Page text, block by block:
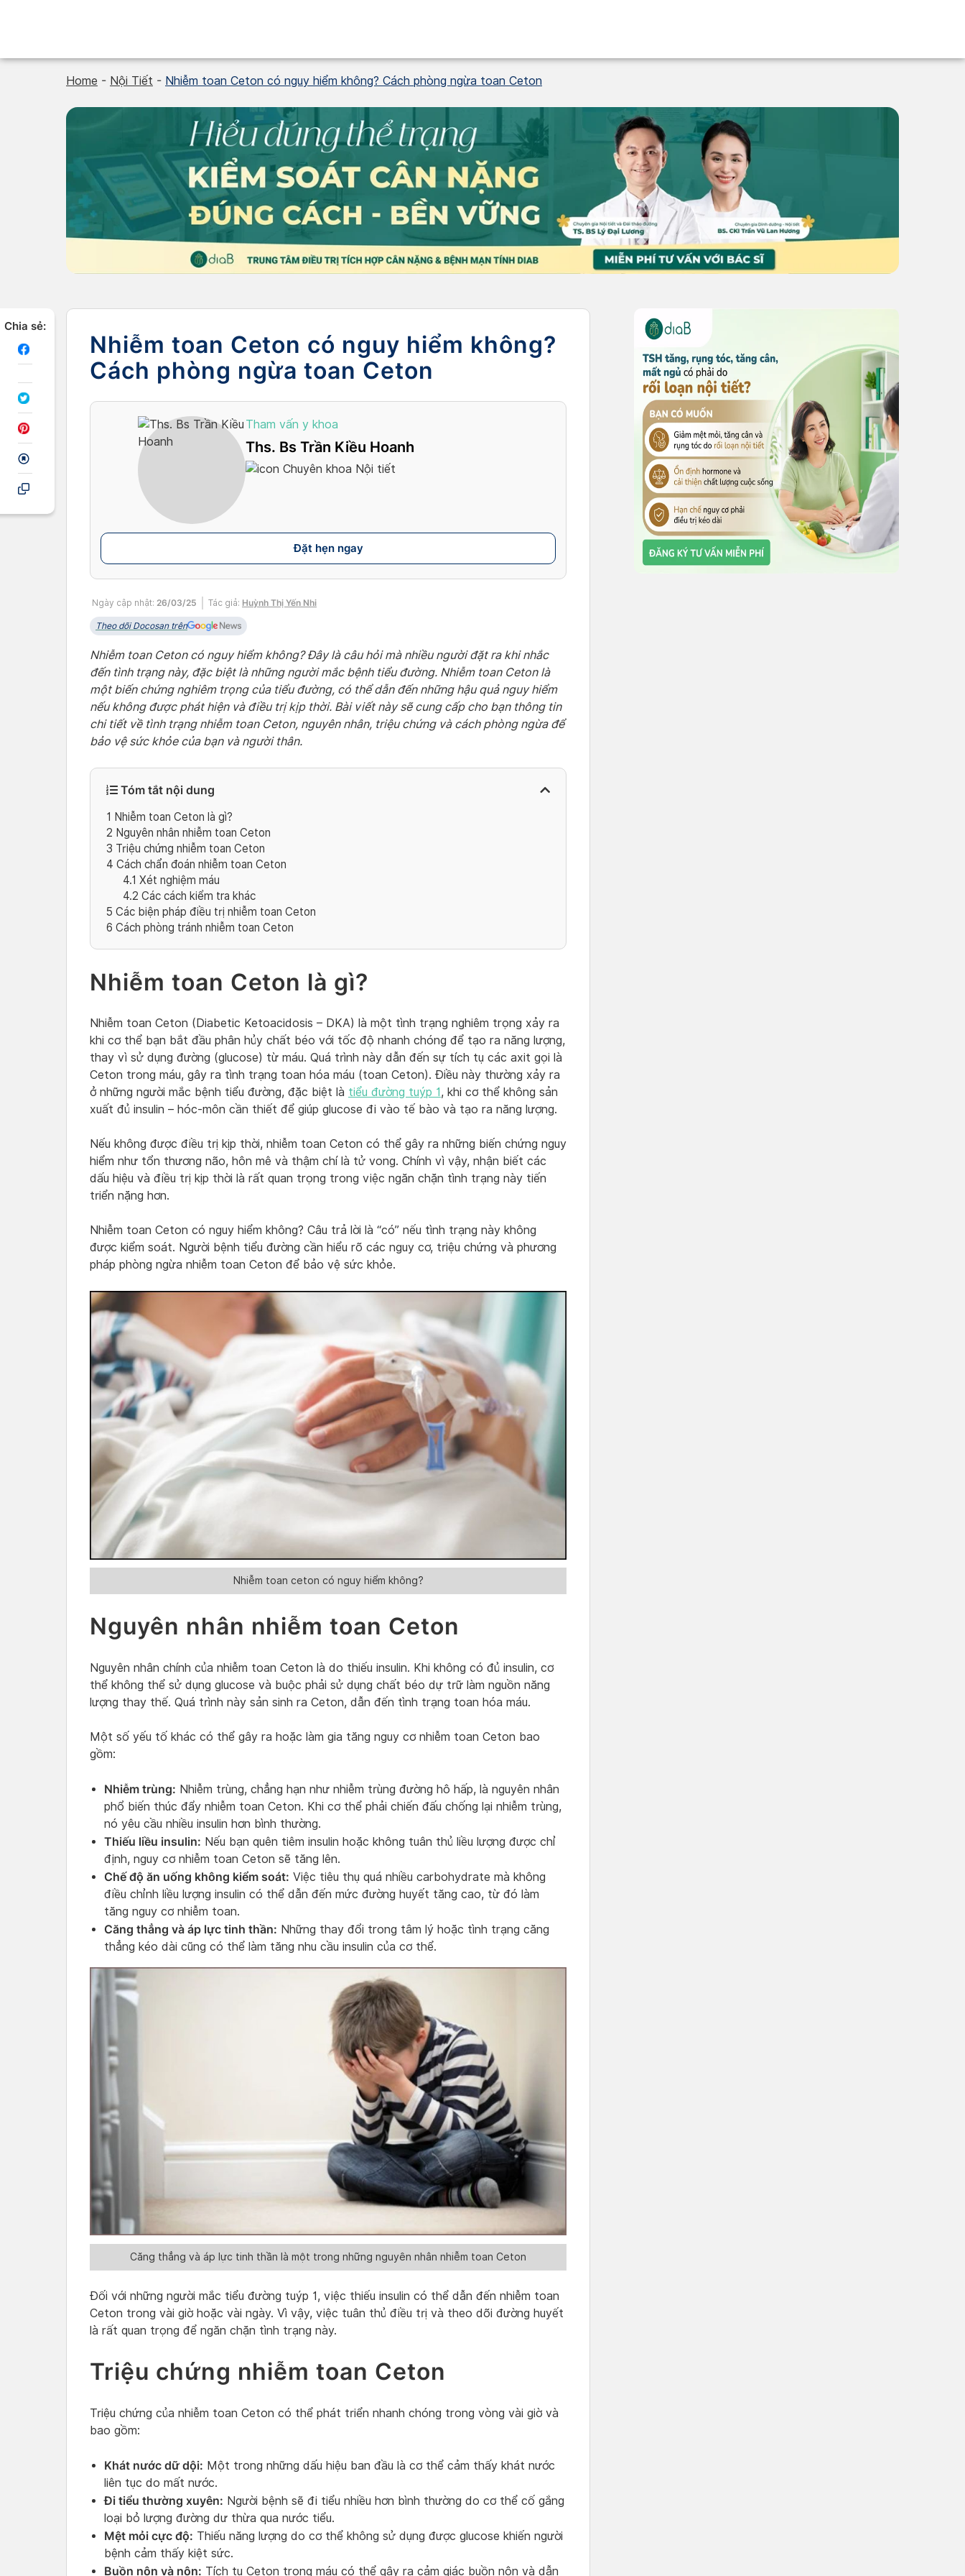
Home - Nội Tiết - Nhiễm toan Ceton có nguy hiểm không? Cách phòng ngừa toan Ceton
Chia sẻ:
Nhiễm toan Ceton có nguy hiểm không?
Cách phòng ngừa toan Ceton
Tham vấn y khoa
Ths. Bs Trần Kiều Hoanh
Chuyên khoa Nội tiết
Đặt hẹn ngay
Ngày cập nhật: 26/03/25 Tác giả: Huỳnh Thị Yến Nhi
Theo dõi Docosan trên
Nhiễm toan Ceton có nguy hiểm không? Đây là câu hỏi mà nhiều người đặt ra khi nhắc
đến tình trạng này, đặc biệt là những người mắc bệnh tiểu đường. Nhiễm toan Ceton là
một biến chứng nghiêm trọng của tiểu đường, có thể dẫn đến những hậu quả nguy hiểm
nếu không được phát hiện và điều trị kịp thời. Bài viết này sẽ cung cấp cho bạn thông tin
chi tiết về tình trạng nhiễm toan Ceton, nguyên nhân, triệu chứng và cách phòng ngừa để
bảo vệ sức khỏe của bạn và người thân.
Tóm tắt nội dung
1 Nhiễm toan Ceton là gì?
2 Nguyên nhân nhiễm toan Ceton
3 Triệu chứng nhiễm toan Ceton
4 Cách chẩn đoán nhiễm toan Ceton
4.1 Xét nghiệm máu
4.2 Các cách kiểm tra khác
5 Các biện pháp điều trị nhiễm toan Ceton
6 Cách phòng tránh nhiễm toan Ceton
Nhiễm toan Ceton là gì?
Nhiễm toan Ceton (Diabetic Ketoacidosis – DKA) là một tình trạng nghiêm trọng xảy ra
khi cơ thể bạn bắt đầu phân hủy chất béo với tốc độ nhanh chóng để tạo ra năng lượng,
thay vì sử dụng đường (glucose) từ máu. Quá trình này dẫn đến sự tích tụ các axit gọi là
Ceton trong máu, gây ra tình trạng toan hóa máu (toan Ceton). Điều này thường xảy ra
ở những người mắc bệnh tiểu đường, đặc biệt là tiểu đường tuýp 1, khi cơ thể không sản
xuất đủ insulin – hóc-môn cần thiết để giúp glucose đi vào tế bào và tạo ra năng lượng.
Nếu không được điều trị kịp thời, nhiễm toan Ceton có thể gây ra những biến chứng nguy
hiểm như tổn thương não, hôn mê và thậm chí là tử vong. Chính vì vậy, nhận biết các
dấu hiệu và điều trị kịp thời là rất quan trọng trong việc ngăn chặn tình trạng này tiến
triển nặng hơn.
Nhiễm toan Ceton có nguy hiểm không? Câu trả lời là “có” nếu tình trạng này không
được kiểm soát. Người bệnh tiểu đường cần hiểu rõ các nguy cơ, triệu chứng và phương
pháp phòng ngừa nhiễm toan Ceton để bảo vệ sức khỏe.
Nhiễm toan ceton có nguy hiểm không?
Nguyên nhân nhiễm toan Ceton
Nguyên nhân chính của nhiễm toan Ceton là do thiếu insulin. Khi không có đủ insulin, cơ
thể không thể sử dụng glucose và buộc phải sử dụng chất béo dự trữ làm nguồn năng
lượng thay thế. Quá trình này sản sinh ra Ceton, dẫn đến tình trạng toan hóa máu.
Một số yếu tố khác có thể gây ra hoặc làm gia tăng nguy cơ nhiễm toan Ceton bao
gồm:
Nhiễm trùng: Nhiễm trùng, chẳng hạn như nhiễm trùng đường hô hấp, là nguyên nhân
phổ biến thúc đẩy nhiễm toan Ceton. Khi cơ thể phải chiến đấu chống lại nhiễm trùng,
nó yêu cầu nhiều insulin hơn bình thường.
Thiếu liều insulin: Nếu bạn quên tiêm insulin hoặc không tuân thủ liều lượng được chỉ
định, nguy cơ nhiễm toan Ceton sẽ tăng lên.
Chế độ ăn uống không kiểm soát: Việc tiêu thụ quá nhiều carbohydrate mà không
điều chỉnh liều lượng insulin có thể dẫn đến mức đường huyết tăng cao, từ đó làm
tăng nguy cơ nhiễm toan.
Căng thẳng và áp lực tinh thần: Những thay đổi trong tâm lý hoặc tình trạng căng
thẳng kéo dài cũng có thể làm tăng nhu cầu insulin của cơ thể.
Căng thẳng và áp lực tinh thần là một trong những nguyên nhân nhiễm toan Ceton
Đối với những người mắc tiểu đường tuýp 1, việc thiếu insulin có thể dẫn đến nhiễm toan
Ceton trong vài giờ hoặc vài ngày. Vì vậy, việc tuân thủ điều trị và theo dõi đường huyết
là rất quan trọng để ngăn chặn tình trạng này.
Triệu chứng nhiễm toan Ceton
Triệu chứng của nhiễm toan Ceton có thể phát triển nhanh chóng trong vòng vài giờ và
bao gồm:
Khát nước dữ dội: Một trong những dấu hiệu ban đầu là cơ thể cảm thấy khát nước
liên tục do mất nước.
Đi tiểu thường xuyên: Người bệnh sẽ đi tiểu nhiều hơn bình thường do cơ thể cố gắng
loại bỏ lượng đường dư thừa qua nước tiểu.
Mệt mỏi cực độ: Thiếu năng lượng do cơ thể không sử dụng được glucose khiến người
bệnh cảm thấy kiệt sức.
Buồn nôn và nôn: Tích tụ Ceton trong máu có thể gây ra cảm giác buồn nôn và dẫn